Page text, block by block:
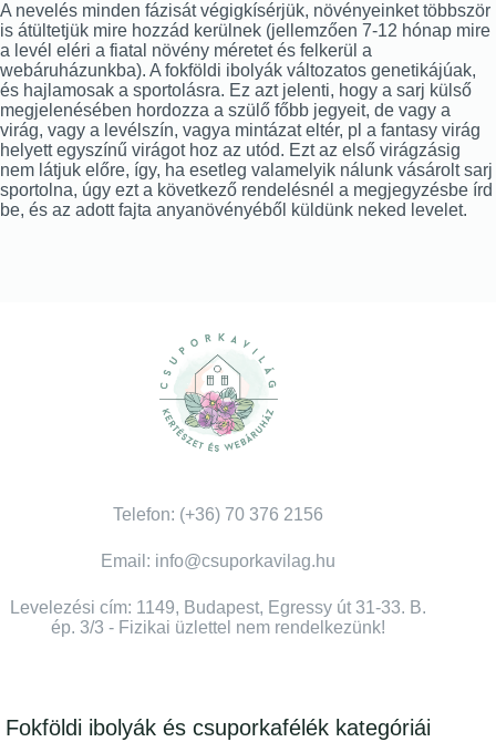
A nevelés minden fázisát végigkísérjük, növényeinket többször
is átültetjük mire hozzád kerülnek (jellemzően 7-12 hónap mire
a levél eléri a fiatal növény méretet és felkerül a
webáruházunkba). A fokföldi ibolyák változatos genetikájúak,
és hajlamosak a sportolásra. Ez azt jelenti, hogy a sarj külső
megjelenésében hordozza a szülő főbb jegyeit, de vagy a
virág, vagy a levélszín, vagya mintázat eltér, pl a fantasy virág
helyett egyszínű virágot hoz az utód. Ezt az első virágzásig
nem látjuk előre, így, ha esetleg valamelyik nálunk vásárolt sarj
sportolna, úgy ezt a következő rendelésnél a megjegyzésbe írd
be, és az adott fajta anyanövényéből küldünk neked levelet.
Telefon: (+36) 70 376 2156
Email: info@csuporkavilag.hu
Levelezési cím: 1149, Budapest, Egressy út 31-33. B.
ép. 3/3 - Fizikai üzlettel nem rendelkezünk!
Fokföldi ibolyák és csuporkafélék kategóriái